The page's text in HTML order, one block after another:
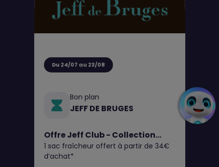
Du 24/07 au 23/08
Bon plan
JEFF DE BRUGES
Offre Jeff Club - Collection
Fruits d'Été
1 sac fraîcheur offert à partir de 34€
d’achat*